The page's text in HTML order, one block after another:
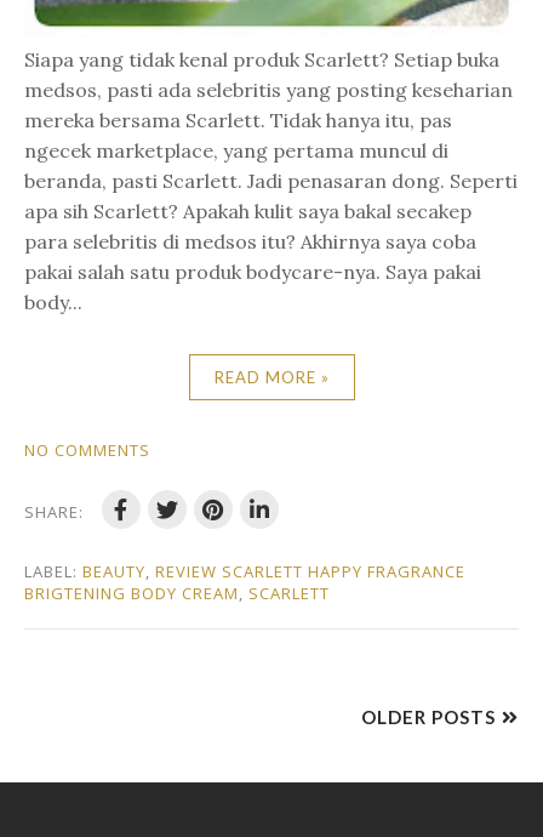
Siapa yang tidak kenal produk Scarlett? Setiap buka
medsos, pasti ada selebritis yang posting keseharian
mereka bersama Scarlett. Tidak hanya itu, pas
ngecek marketplace, yang pertama muncul di
beranda, pasti Scarlett. Jadi penasaran dong. Seperti
apa sih Scarlett? Apakah kulit saya bakal secakep
para selebritis di medsos itu? Akhirnya saya coba
pakai salah satu produk bodycare-nya. Saya pakai
body...
READ MORE »
NO COMMENTS
SHARE:
LABEL: BEAUTY, REVIEW SCARLETT HAPPY FRAGRANCE
BRIGTENING BODY CREAM, SCARLETT
OLDER POSTS